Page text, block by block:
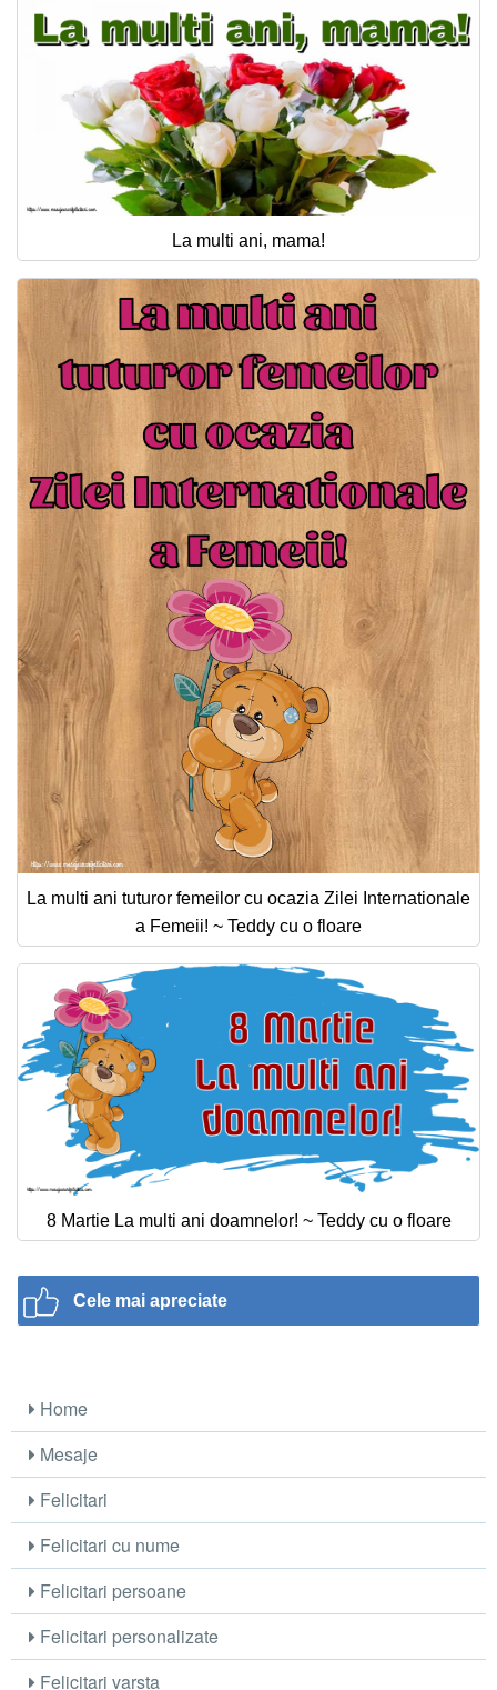
La multi ani, mama!
La multi ani tuturor femeilor cu ocazia Zilei Internationale
a Femeii! ~ Teddy cu o floare
8 Martie La multi ani doamnelor! ~ Teddy cu o floare
Cele mai apreciate
Home
Mesaje
Felicitari
Felicitari cu nume
Felicitari persoane
Felicitari personalizate
Felicitari varsta